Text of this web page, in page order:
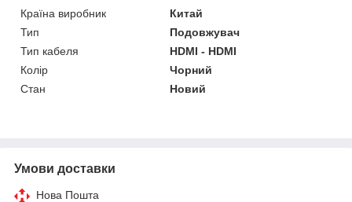
Країна виробник
Китай
Тип
Подовжувач
Тип кабеля
HDMI - HDMI
Колір
Чорний
Стан
Новий
Умови доставки
Нова Пошта